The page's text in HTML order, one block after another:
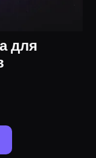
для